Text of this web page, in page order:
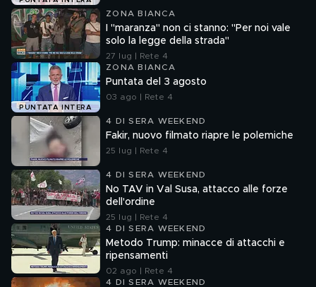
ZONA BIANCA
I "maranza" non ci stanno: "Per noi vale
solo la legge della strada"
27 lug | Rete 4
PUNTATA INTERA
ZONA BIANCA
Puntata del 3 agosto
03 ago | Rete 4
4 DI SERA WEEKEND
Fakir, nuovo filmato riapre le polemiche
25 lug | Rete 4
4 DI SERA WEEKEND
No TAV in Val Susa, attacco alle forze
dell'ordine
25 lug | Rete 4
4 DI SERA WEEKEND
Metodo Trump: minacce di attacchi e
ripensamenti
02 ago | Rete 4
4 DI SERA WEEKEND